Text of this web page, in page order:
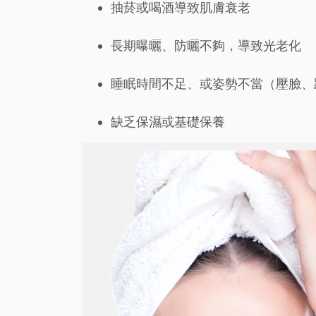
抽菸或喝酒導致肌膚衰老
長期曝曬、防曬不夠，導致光老化
睡眠時間不足、或姿勢不當（壓臉
缺乏保濕或基礎保養